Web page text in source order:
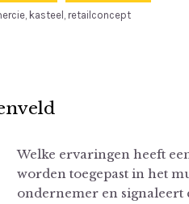
, kasteel , retailconcept
Welke ervaringen heeft
worden toegepast in het
ondernemer en